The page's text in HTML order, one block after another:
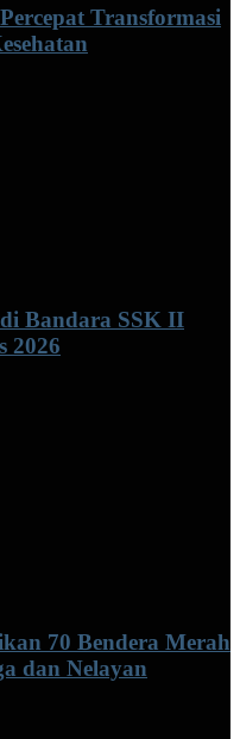
Transformasi
Bandara SSK II
2026
70 Bendera Merah
dan Nelayan